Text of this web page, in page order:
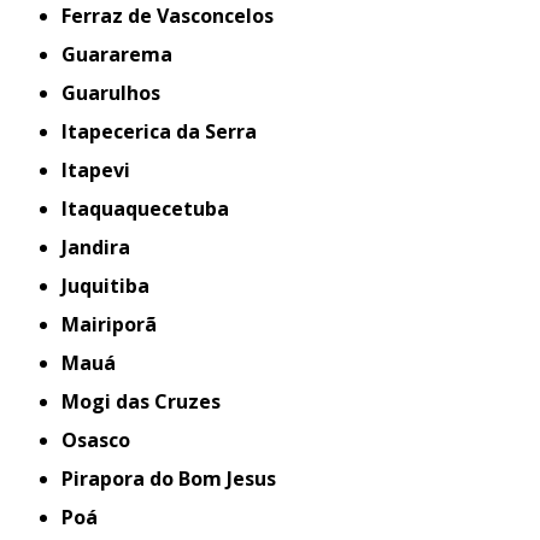
Ferraz de Vasconcelos
Guararema
Guarulhos
Itapecerica da Serra
Itapevi
Itaquaquecetuba
Jandira
Juquitiba
Mairiporã
Mauá
Mogi das Cruzes
Osasco
Pirapora do Bom Jesus
Poá